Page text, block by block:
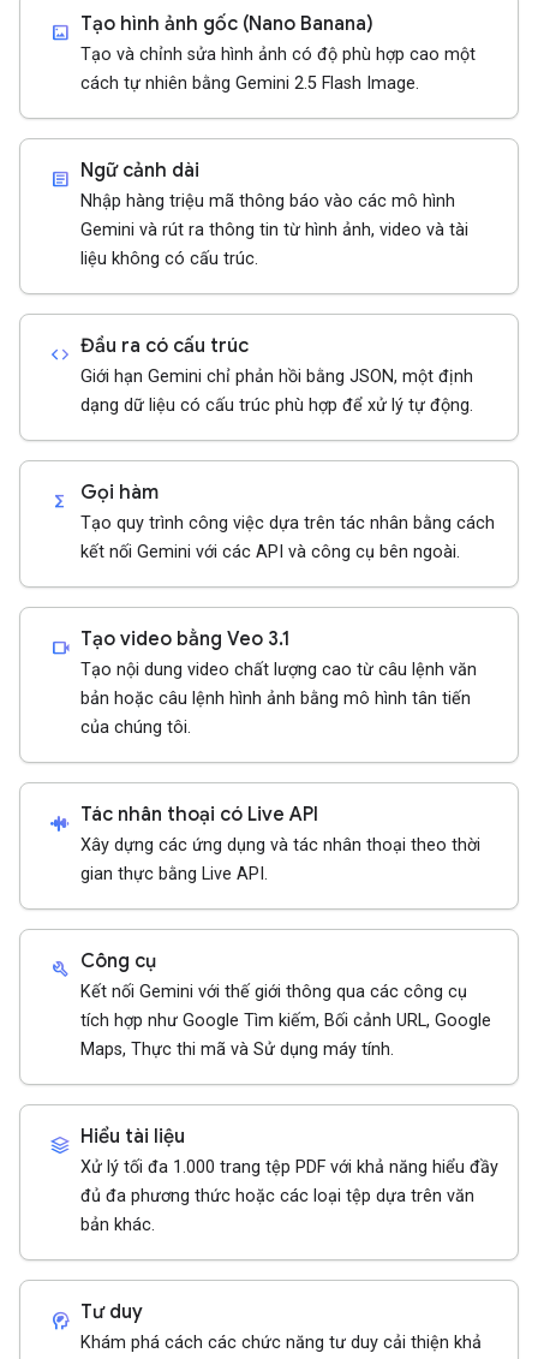
imagesmode Tạo hình ảnh gốc (Nano Banana)
Tạo và chỉnh sửa hình ảnh có độ phù hợp cao một
cách tự nhiên bằng Gemini 2.5 Flash Image.
article Ngữ cảnh dài
Nhập hàng triệu mã thông báo vào các mô hình
Gemini và rút ra thông tin từ hình ảnh, video và tài
liệu không có cấu trúc.
code Đầu ra có cấu trúc
Giới hạn Gemini chỉ phản hồi bằng JSON, một định
dạng dữ liệu có cấu trúc phù hợp để xử lý tự động.
functions Gọi hàm
Tạo quy trình công việc dựa trên tác nhân bằng cách
kết nối Gemini với các API và công cụ bên ngoài.
videocam Tạo video bằng Veo 3.1
Tạo nội dung video chất lượng cao từ câu lệnh văn
bản hoặc câu lệnh hình ảnh bằng mô hình tân tiến
của chúng tôi.
android_recorder Tác nhân thoại có Live API
Xây dựng các ứng dụng và tác nhân thoại theo thời
gian thực bằng Live API.
build Công cụ
Kết nối Gemini với thế giới thông qua các công cụ
tích hợp như Google Tìm kiếm, Bối cảnh URL, Google
Maps, Thực thi mã và Sử dụng máy tính.
stacks Hiểu tài liệu
Xử lý tối đa 1.000 trang tệp PDF với khả năng hiểu đầy
đủ đa phương thức hoặc các loại tệp dựa trên văn
bản khác.
cognition_2 Tư duy
Khám phá cách các chức năng tư duy cải thiện khả